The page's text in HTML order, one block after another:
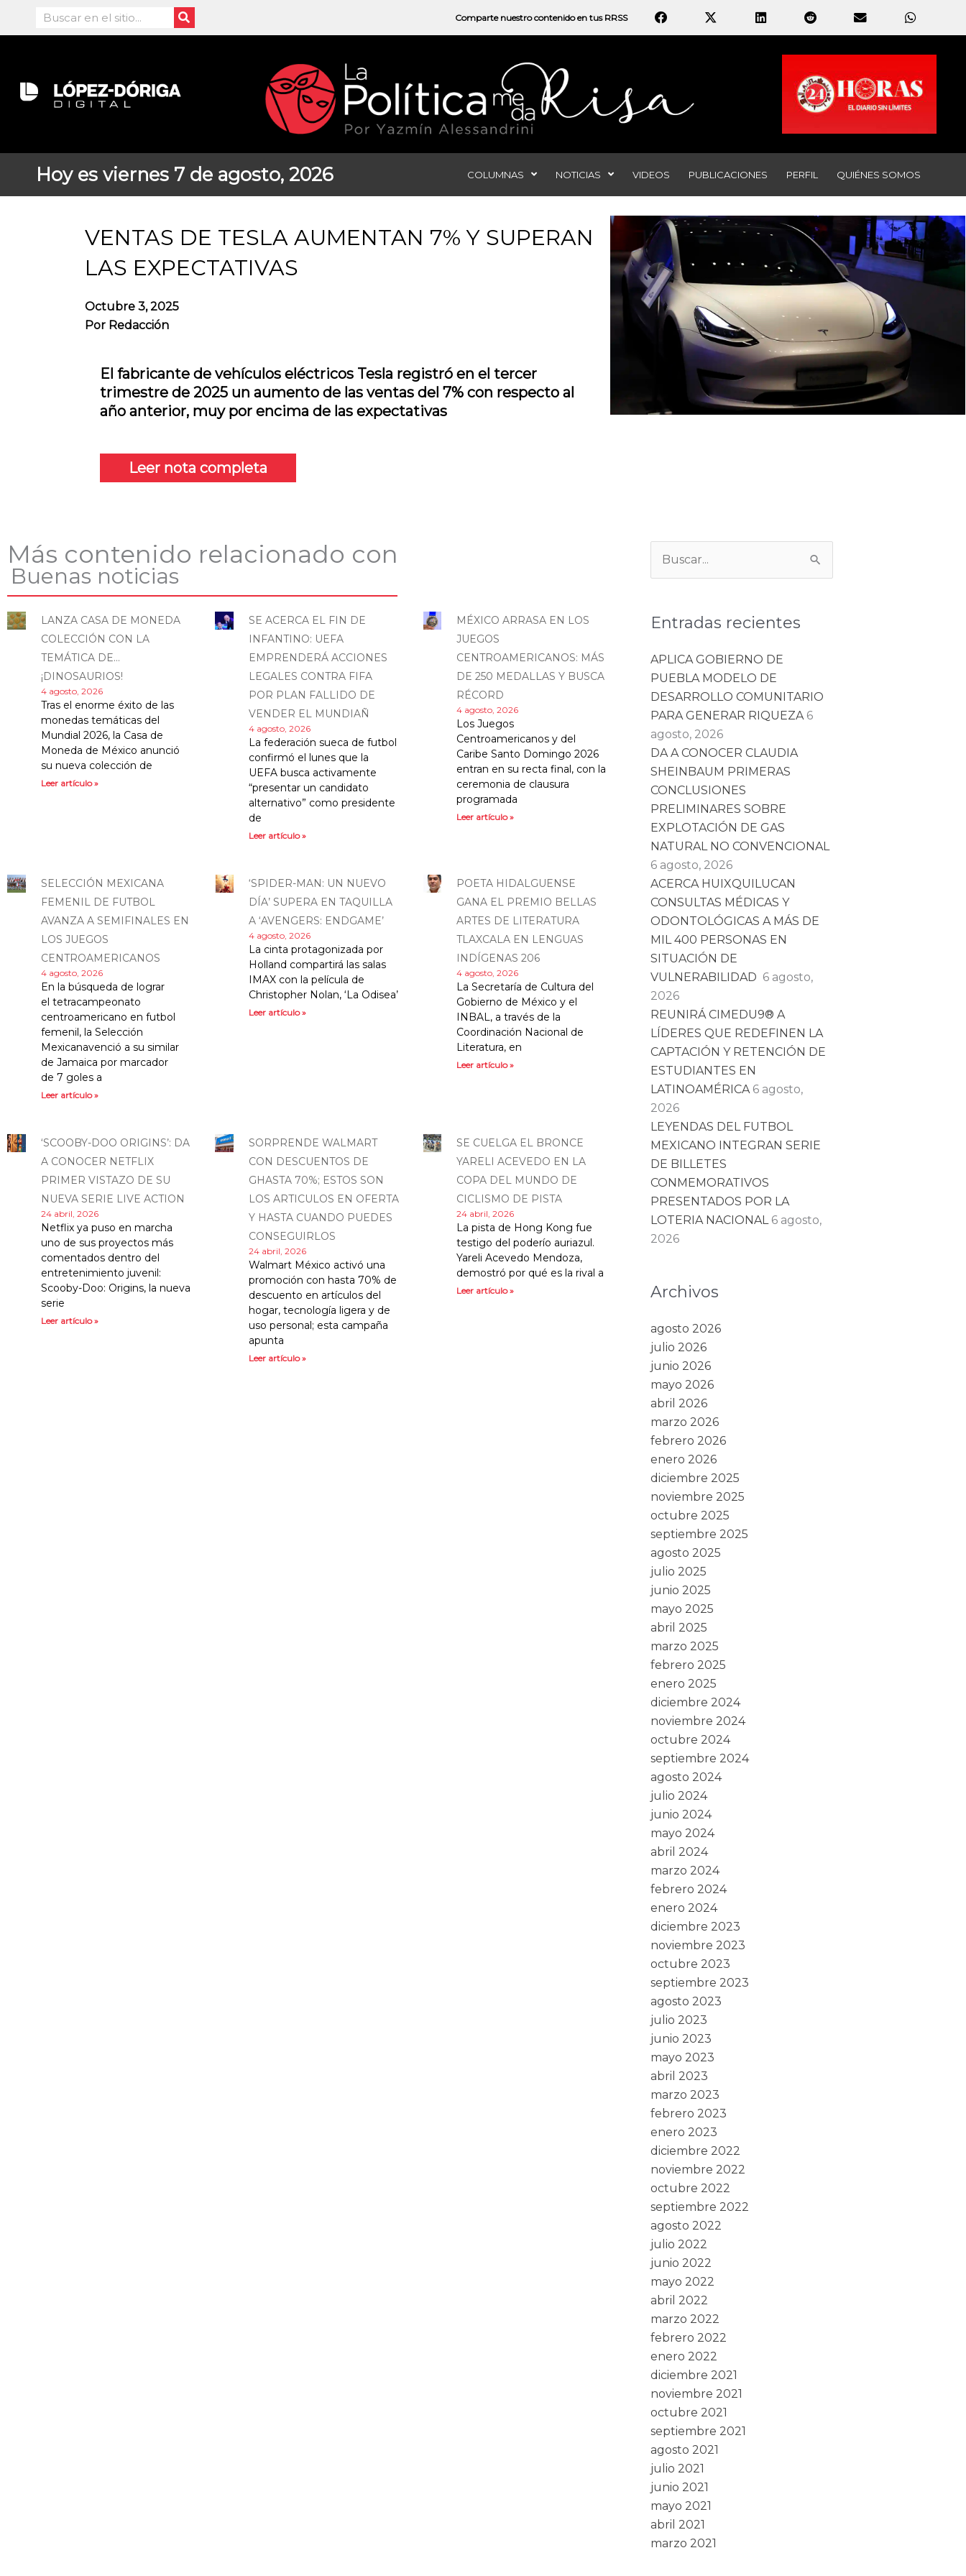
Search Comparte nuestro contenido en tus RRSS
Hoy es viernes 7 de agosto, 2026 COLUMNAS NOTICIAS VIDEOS PUBLICACIONES PERFIL QUIÉNES SOMOS
VENTAS DE TESLA AUMENTAN 7% Y SUPERAN
LAS EXPECTATIVAS
Octubre 3, 2025
Por Redacción
El fabricante de vehículos eléctricos Tesla registró en el tercer
trimestre de 2025 un aumento de las ventas del 7% con respecto al
año anterior, muy por encima de las expectativas
Leer nota completa
Más contenido relacionado con
Buenas noticias
LANZA CASA DE MONEDA
COLECCIÓN CON LA
TEMÁTICA DE…
¡DINOSAURIOS!
4 agosto, 2026
Tras el enorme éxito de las
monedas temáticas del
Mundial 2026, la Casa de
Moneda de México anunció
su nueva colección de
Leer artículo »
SE ACERCA EL FIN DE
INFANTINO: UEFA
EMPRENDERÁ ACCIONES
LEGALES CONTRA FIFA
POR PLAN FALLIDO DE
VENDER EL MUNDIAÑ
4 agosto, 2026
La federación sueca de futbol
confirmó el lunes que la
UEFA busca activamente
“presentar un candidato
alternativo” como presidente
de
Leer artículo »
MÉXICO ARRASA EN LOS
JUEGOS
CENTROAMERICANOS: MÁS
DE 250 MEDALLAS Y BUSCA
RÉCORD
4 agosto, 2026
Los Juegos
Centroamericanos y del
Caribe Santo Domingo 2026
entran en su recta final, con la
ceremonia de clausura
programada
Leer artículo »
SELECCIÓN MEXICANA
FEMENIL DE FUTBOL
AVANZA A SEMIFINALES EN
LOS JUEGOS
CENTROAMERICANOS
4 agosto, 2026
En la búsqueda de lograr
el tetracampeonato
centroamericano en futbol
femenil, la Selección
Mexicanavenció a su similar
de Jamaica por marcador
de 7 goles a
Leer artículo »
‘SPIDER-MAN: UN NUEVO
DÍA’ SUPERA EN TAQUILLA
A ‘AVENGERS: ENDGAME’
4 agosto, 2026
La cinta protagonizada por
Holland compartirá las salas
IMAX con la película de
Christopher Nolan, ‘La Odisea’
Leer artículo »
POETA HIDALGUENSE
GANA EL PREMIO BELLAS
ARTES DE LITERATURA
TLAXCALA EN LENGUAS
INDÍGENAS 206
4 agosto, 2026
La Secretaría de Cultura del
Gobierno de México y el
INBAL, a través de la
Coordinación Nacional de
Literatura, en
Leer artículo »
‘SCOOBY-DOO ORIGINS’: DA
A CONOCER NETFLIX
PRIMER VISTAZO DE SU
NUEVA SERIE LIVE ACTION
24 abril, 2026
Netflix ya puso en marcha
uno de sus proyectos más
comentados dentro del
entretenimiento juvenil:
Scooby-Doo: Origins, la nueva
serie
Leer artículo »
SORPRENDE WALMART
CON DESCUENTOS DE
GHASTA 70%; ESTOS SON
LOS ARTICULOS EN OFERTA
Y HASTA CUANDO PUEDES
CONSEGUIRLOS
24 abril, 2026
Walmart México activó una
promoción con hasta 70% de
descuento en artículos del
hogar, tecnología ligera y de
uso personal; esta campaña
apunta
Leer artículo »
SE CUELGA EL BRONCE
YARELI ACEVEDO EN LA
COPA DEL MUNDO DE
CICLISMO DE PISTA
24 abril, 2026
La pista de Hong Kong fue
testigo del poderío auriazul.
Yareli Acevedo Mendoza,
demostró por qué es la rival a
Leer artículo »
Buscar:
Entradas recientes
APLICA GOBIERNO DE
PUEBLA MODELO DE
DESARROLLO COMUNITARIO
PARA GENERAR RIQUEZA 6
agosto, 2026
DA A CONOCER CLAUDIA
SHEINBAUM PRIMERAS
CONCLUSIONES
PRELIMINARES SOBRE
EXPLOTACIÓN DE GAS
NATURAL NO CONVENCIONAL
6 agosto, 2026
ACERCA HUIXQUILUCAN
CONSULTAS MÉDICAS Y
ODONTOLÓGICAS A MÁS DE
MIL 400 PERSONAS EN
SITUACIÓN DE
VULNERABILIDAD 6 agosto,
2026
REUNIRÁ CIMEDU9®️ A
LÍDERES QUE REDEFINEN LA
CAPTACIÓN Y RETENCIÓN DE
ESTUDIANTES EN
LATINOAMÉRICA 6 agosto,
2026
LEYENDAS DEL FUTBOL
MEXICANO INTEGRAN SERIE
DE BILLETES
CONMEMORATIVOS
PRESENTADOS POR LA
LOTERIA NACIONAL 6 agosto,
2026
Archivos
agosto 2026
julio 2026
junio 2026
mayo 2026
abril 2026
marzo 2026
febrero 2026
enero 2026
diciembre 2025
noviembre 2025
octubre 2025
septiembre 2025
agosto 2025
julio 2025
junio 2025
mayo 2025
abril 2025
marzo 2025
febrero 2025
enero 2025
diciembre 2024
noviembre 2024
octubre 2024
septiembre 2024
agosto 2024
julio 2024
junio 2024
mayo 2024
abril 2024
marzo 2024
febrero 2024
enero 2024
diciembre 2023
noviembre 2023
octubre 2023
septiembre 2023
agosto 2023
julio 2023
junio 2023
mayo 2023
abril 2023
marzo 2023
febrero 2023
enero 2023
diciembre 2022
noviembre 2022
octubre 2022
septiembre 2022
agosto 2022
julio 2022
junio 2022
mayo 2022
abril 2022
marzo 2022
febrero 2022
enero 2022
diciembre 2021
noviembre 2021
octubre 2021
septiembre 2021
agosto 2021
julio 2021
junio 2021
mayo 2021
abril 2021
marzo 2021